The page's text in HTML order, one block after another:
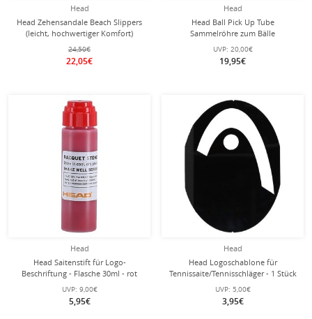
Head
Head Zehensandale Beach Slippers
(leicht, hochwertiger Komfort)
darkblau - 1 Paar
24,50€
22,05€
Head
Head Ball Pick Up Tube
Sammelröhre zum Bälle
aufsammeln (14 Bälle)
UVP: 20,00€
19,95€
Head
Head Saitenstift für Logo-
Beschriftung - Flasche 30ml - rot
UVP: 9,00€
5,95€
Head
Head Logoschablone für
Tennissaite/Tennisschläger - 1 Stück
UVP: 5,00€
3,95€